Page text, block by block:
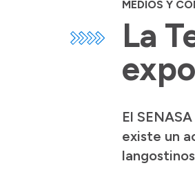
MEDIOS Y
La
El
existe un